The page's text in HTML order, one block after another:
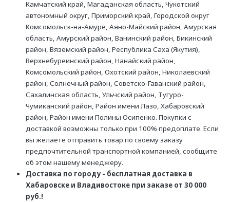
Камчатский край, Магаданская область, Чукотский
автономный округ, Приморский край, Городской округ
Комсомольск-на-Амуре, Аяно-Майский район, Амурская
область, Амурский район, Ванинский район, Бикинский
район, Вяземский район, Республика Саха (Якутия),
Верхнебуреинский район, Нанайский район,
Комсомольский район, Охотский район, Николаевский
район, Солнечный район, Советско-Гаванский район,
Сахалинская область, Ульчский район, Тугуро-
Чумиканский район, Район имени Лазо, Хабаровский
район, Район имени Полины Осипенко. Покупки с
доставкой возможны только при 100% предоплате. Если
вы желаете отправить товар по своему заказу
предпочтительной транспортной компанией, сообщите
об этом нашему менеджеру.
Доставка по городу - бесплатная доставка в
Хабаровске и Владивостоке при заказе от 30 000
руб.!